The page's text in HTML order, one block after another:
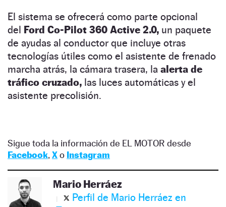
El sistema se ofrecerá como parte opcional
del Ford Co-Pilot 360 Active 2.0, un paquete
de ayudas al conductor que incluye otras
tecnologías útiles como el asistente de frenado
marcha atrás, la cámara trasera, la alerta de
tráfico cruzado, las luces automáticas y el
asistente precolisión.
Sigue toda la información de EL MOTOR desde
Facebook, Xo Instagram
Mario Herráez
Perfil de Mario Herráez en